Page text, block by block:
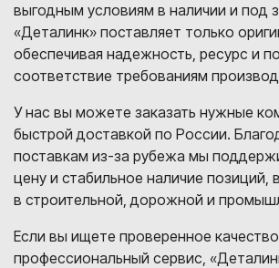
выгодным условиям в наличии и под
«Деталинк» поставляет только
обеспечивая надежность, ресурс и
соответствие требованиям
У нас вы можете заказать нужные
быстрой доставкой по России.
поставкам из-за рубежа мы
цену и стабильное наличие позиций,
в строительной, дорожной и
Если вы ищете проверенное
профессиональный сервис,